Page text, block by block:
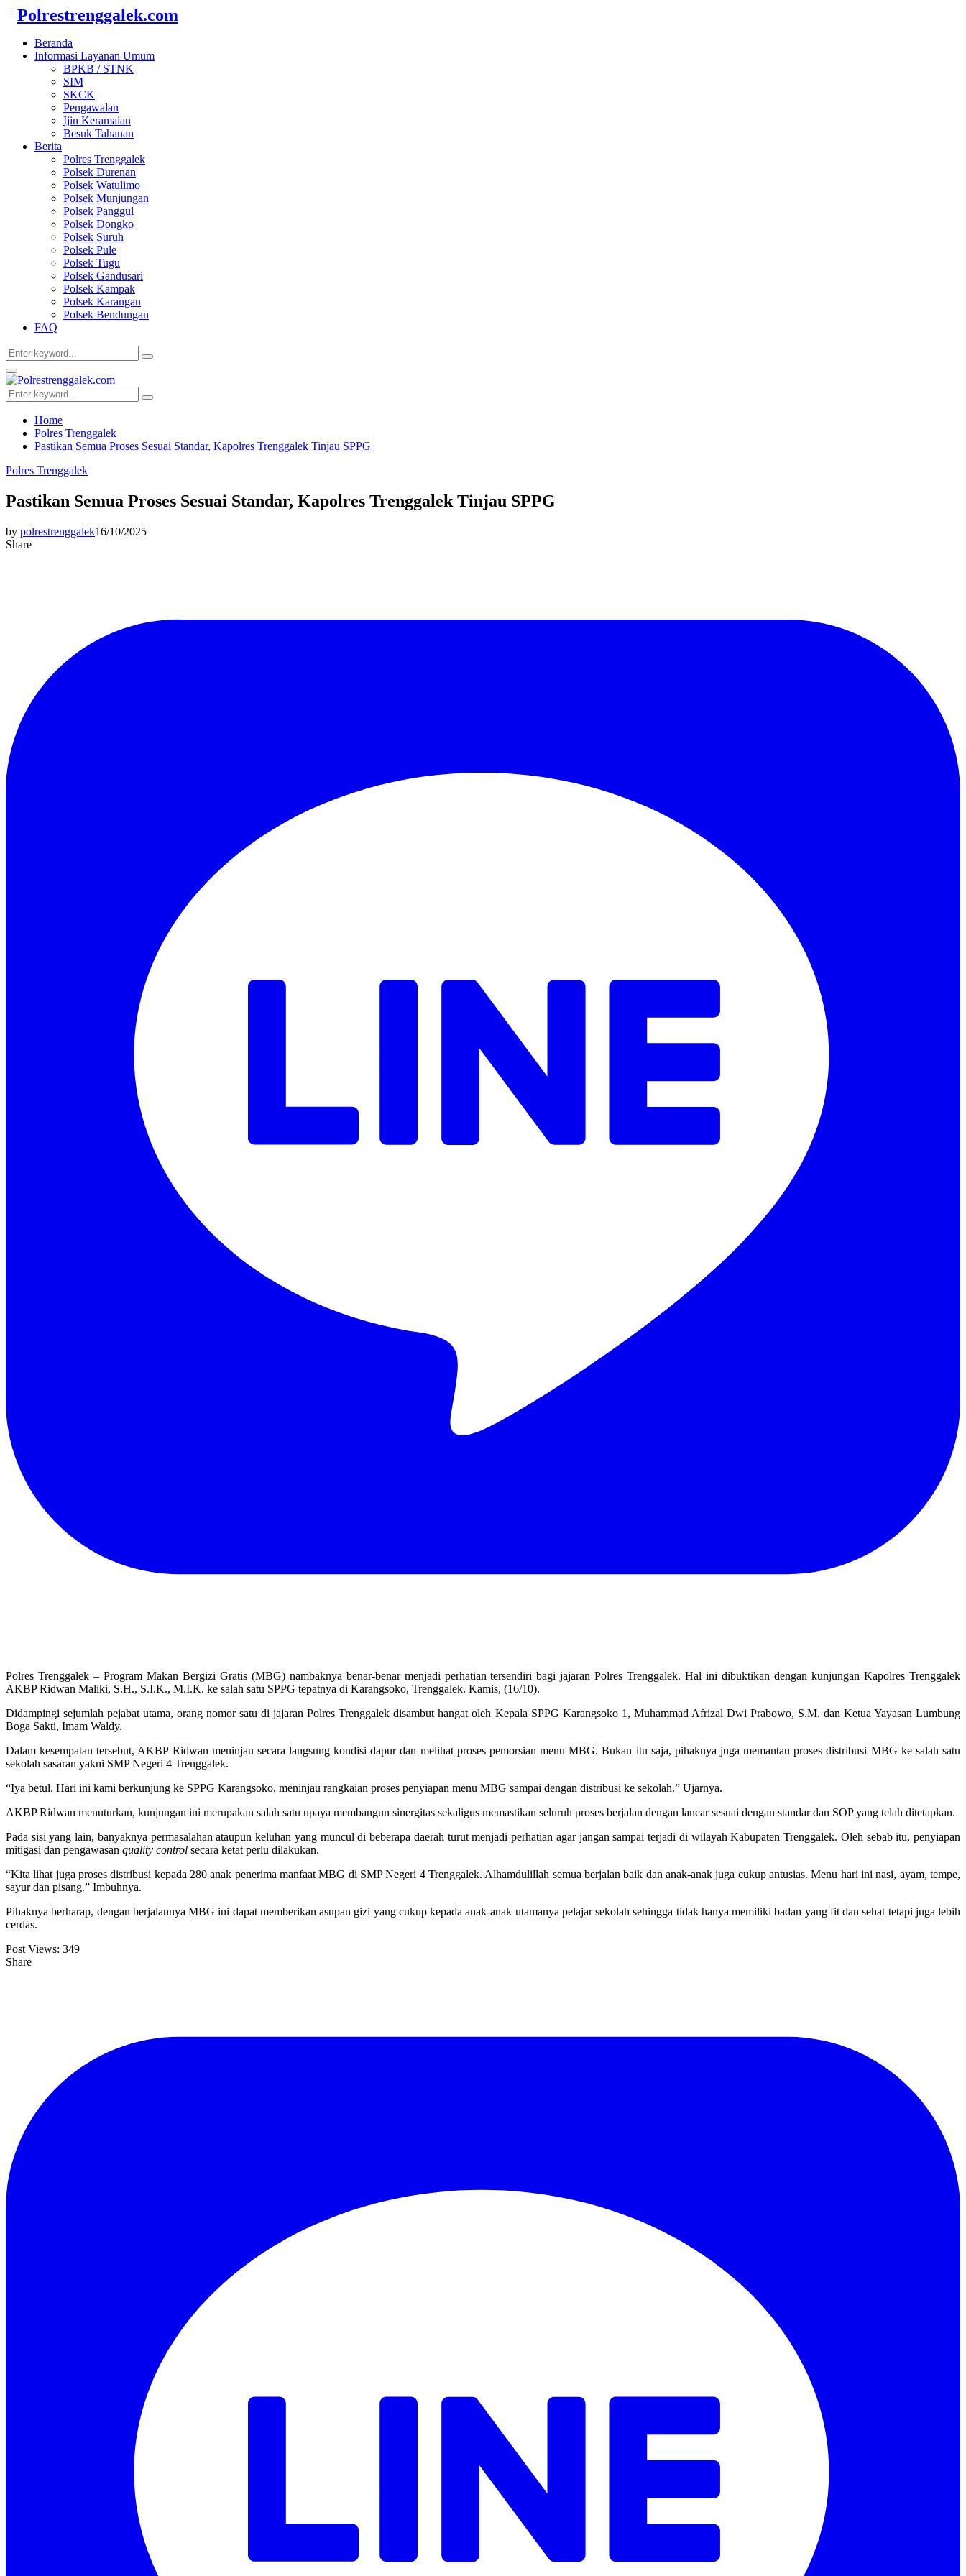
Beranda
Informasi Layanan Umum
BPKB / STNK
SIM
SKCK
Pengawalan
Ijin Keramaian
Besuk Tahanan
Berita
Polres Trenggalek
Polsek Durenan
Polsek Watulimo
Polsek Munjungan
Polsek Panggul
Polsek Dongko
Polsek Suruh
Polsek Pule
Polsek Tugu
Polsek Gandusari
Polsek Kampak
Polsek Karangan
Polsek Bendungan
FAQ
Search
for:
Search
Facebook
Twitter
Youtube
Primary
Menu
Search
for:
Search
Home
Polres Trenggalek
Pastikan Semua Proses Sesuai Standar, Kapolres Trenggalek Tinjau SPPG
Polres Trenggalek
Pastikan Semua Proses Sesuai Standar, Kapolres Trenggalek Tinjau SPPG
by polrestrenggalek16/10/2025
Share
Polres Trenggalek – Program Makan Bergizi Gratis (MBG) nambaknya benar-benar menjadi perhatian tersendiri bagi jajaran Polres Trenggalek. Hal ini dibuktikan dengan kunjungan Kapolres Trenggalek
AKBP Ridwan Maliki, S.H., S.I.K., M.I.K. ke salah satu SPPG tepatnya di Karangsoko, Trenggalek. Kamis, (16/10).
Didampingi sejumlah pejabat utama, orang nomor satu di jajaran Polres Trenggalek disambut hangat oleh Kepala SPPG Karangsoko 1, Muhammad Afrizal Dwi Prabowo, S.M. dan Ketua Yayasan Lumbung
Boga Sakti, Imam Waldy.
Dalam kesempatan tersebut, AKBP Ridwan meninjau secara langsung kondisi dapur dan melihat proses pemorsian menu MBG. Bukan itu saja, pihaknya juga memantau proses distribusi MBG ke salah satu
sekolah sasaran yakni SMP Negeri 4 Trenggalek.
“Iya betul. Hari ini kami berkunjung ke SPPG Karangsoko, meninjau rangkaian proses penyiapan menu MBG sampai dengan distribusi ke sekolah.” Ujarnya.
AKBP Ridwan menuturkan, kunjungan ini merupakan salah satu upaya membangun sinergitas sekaligus memastikan seluruh proses berjalan dengan lancar sesuai dengan standar dan SOP yang telah ditetapkan.
Pada sisi yang lain, banyaknya permasalahan ataupun keluhan yang muncul di beberapa daerah turut menjadi perhatian agar jangan sampai terjadi di wilayah Kabupaten Trenggalek. Oleh sebab itu, penyiapan
mitigasi dan pengawasan quality control secara ketat perlu dilakukan.
“Kita lihat juga proses distribusi kepada 280 anak penerima manfaat MBG di SMP Negeri 4 Trenggalek. Alhamdulillah semua berjalan baik dan anak-anak juga cukup antusias. Menu hari ini nasi, ayam, tempe,
sayur dan pisang.” Imbuhnya.
Pihaknya berharap, dengan berjalannya MBG ini dapat memberikan asupan gizi yang cukup kepada anak-anak utamanya pelajar sekolah sehingga tidak hanya memiliki badan yang fit dan sehat tetapi juga lebih
cerdas.
Post Views: 349
Share